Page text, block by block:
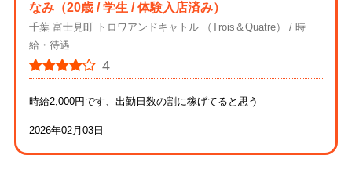
なみ （20歳 / 学生 / 体験入店済み）
千葉 富士見町 トロワアンドキャトル （Trois＆Quatre）
時
給・待遇
4
時給2,000円です、出勤日数の割に稼げてると思う
2026年02月03日